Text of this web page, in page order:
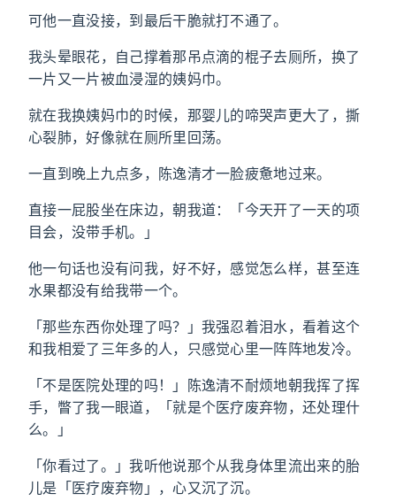
可他一直没接，到最后干脆就打不通了。
我头晕眼花，自己撑着那吊点滴的棍子去厕所，换了
一片又一片被血浸湿的姨妈巾。
就在我换姨妈巾的时候，那婴儿的啼哭声更大了，撕
心裂肺，好像就在厕所里回荡。
一直到晚上九点多，陈逸清才一脸疲惫地过来。
直接一屁股坐在床边，朝我道：「今天开了一天的项
目会，没带手机。」
他一句话也没有问我，好不好，感觉怎么样，甚至连
水果都没有给我带一个。
「那些东西你处理了吗？」我强忍着泪水，看着这个
和我相爱了三年多的人，只感觉心里一阵阵地发冷。
「不是医院处理的吗！」陈逸清不耐烦地朝我挥了挥
手，瞥了我一眼道，「就是个医疗废弃物，还处理什
么。」
「你看过了。」我听他说那个从我身体里流出来的胎
儿是「医疗废弃物」，心又沉了沉。